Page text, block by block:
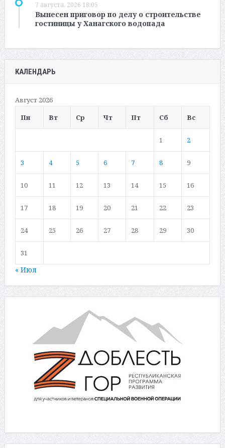
7 августа, 2026 18:05
Вынесен приговор по делу о строительстве
гостиницы у Ханагского водопада
КАЛЕНДАРЬ
Август 2026
Пн
Вт Ср Чт Пт Сб Вс
1 2
3 4 5 6 7 8 9
10 11 12 13 14 15 16
17 18 19 20 21 22 23
24 25 26 27 28 29 30
31
« Июл